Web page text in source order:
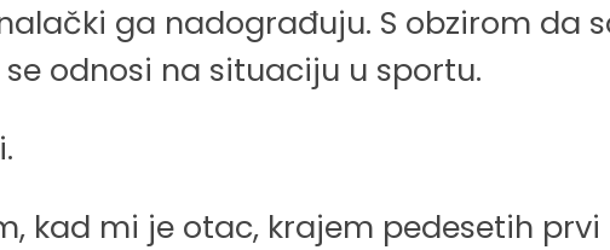
ga nadograđuju. S obzirom da
odnosi na situaciju u sportu.
kad mi je otac, krajem pedesetih